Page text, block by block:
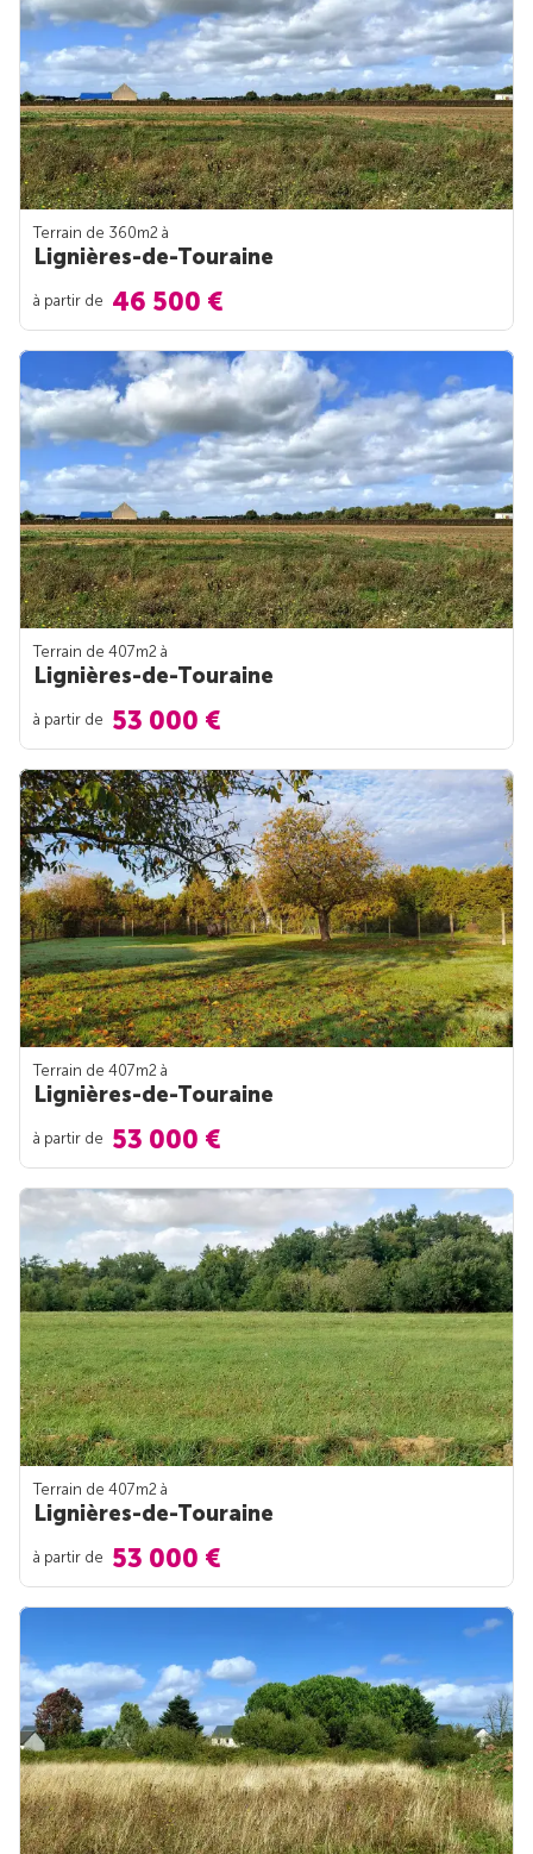
Terrain de 360m2 à
Lignières-de-Touraine
à partir de 46 500 €
Terrain de 407m2 à
Lignières-de-Touraine
à partir de 53 000 €
Terrain de 407m2 à
Lignières-de-Touraine
à partir de 53 000 €
Terrain de 407m2 à
Lignières-de-Touraine
à partir de 53 000 €